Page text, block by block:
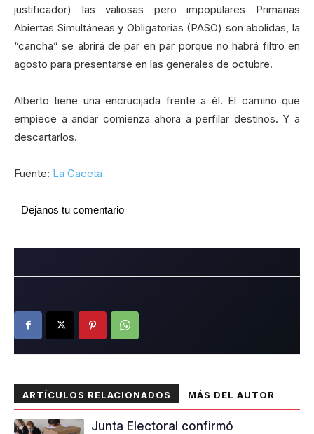
justificador) las valiosas pero impopulares Primarias
Abiertas Simultáneas y Obligatorias (PASO) son abolidas, la
“cancha” se abrirá de par en par porque no habrá filtro en
agosto para presentarse en las generales de octubre.
Alberto tiene una encrucijada frente a él. El camino que
empiece a andar comienza ahora a perfilar destinos. Y a
descartarlos.
Fuente: La Gaceta
Dejanos tu comentario
ARTÍCULOS RELACIONADOS MÁS DEL AUTOR
Junta Electoral confirmó